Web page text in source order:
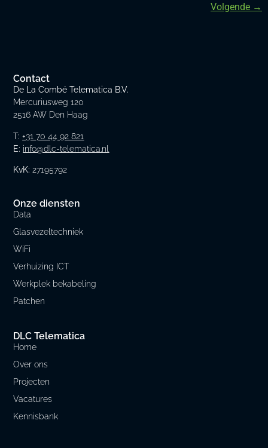
Volgende →
Onze diensten
Data
Glasvezeltechniek
WiFi
Verhuizing ICT
Werkplek bekabeling
Patchen
DLC Telematica
Home
Over ons
Projecten
Vacatures
Kennisbank
Contact
De La Combé Telematica B.V.
Mercuriusweg 120
2516 AW Den Haag
T: +31 70 44 92 821
E: info@dlc-telematica.nl
KvK: 27195792